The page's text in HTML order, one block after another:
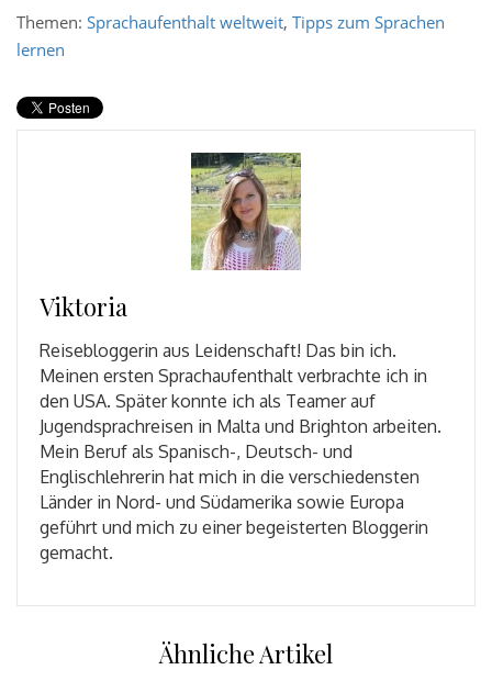
Themen: Sprachaufenthalt weltweit, Tipps zum Sprachen
lernen
Viktoria
Reisebloggerin aus Leidenschaft! Das bin ich.
Meinen ersten Sprachaufenthalt verbrachte ich in
den USA. Später konnte ich als Teamer auf
Jugendsprachreisen in Malta und Brighton arbeiten.
Mein Beruf als Spanisch-, Deutsch- und
Englischlehrerin hat mich in die verschiedensten
Länder in Nord- und Südamerika sowie Europa
geführt und mich zu einer begeisterten Bloggerin
gemacht.
Ähnliche Artikel